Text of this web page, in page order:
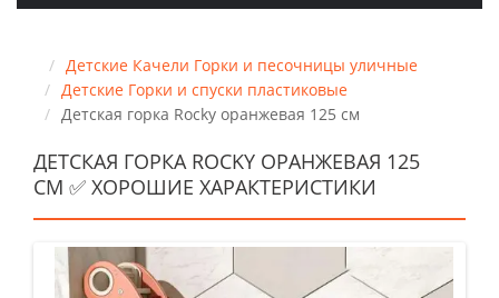
Детские Качели Горки и песочницы уличные
Детские Горки и спуски пластиковые
Детская горка Rocky оранжевая 125 см
ДЕТСКАЯ ГОРКА ROCKY ОРАНЖЕВАЯ 125
СМ ✅ ХОРОШИЕ ХАРАКТЕРИСТИКИ